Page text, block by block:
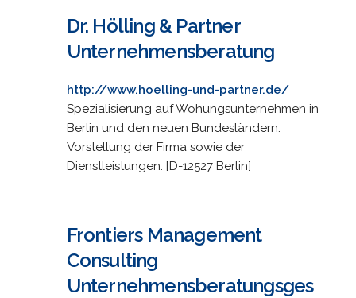
Dr. Hölling & Partner
Unternehmensberatung
http://www.hoelling-und-partner.de/
Spezialisierung auf Wohungsunternehmen in
Berlin und den neuen Bundesländern.
Vorstellung der Firma sowie der
Dienstleistungen. [D-12527 Berlin]
Frontiers Management
Consulting
Unternehmensberatungsges